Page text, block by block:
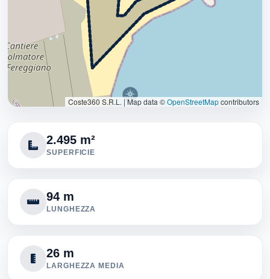
Coste360 S.R.L. | Map data ©OpenStreetMapcontributors
2.495 m²
SUPERFICIE
94 m
LUNGHEZZA
26 m
LARGHEZZA MEDIA